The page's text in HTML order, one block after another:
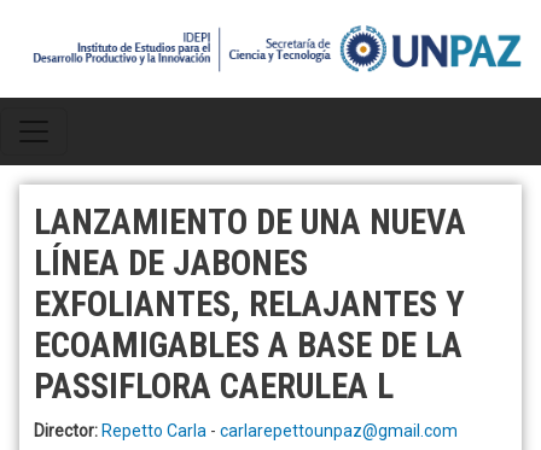
LANZAMIENTO DE UNA NUEVA
LÍNEA DE JABONES
EXFOLIANTES, RELAJANTES Y
ECOAMIGABLES A BASE DE LA
PASSIFLORA CAERULEA L
Director: Repetto Carla - carlarepettounpaz@gmail.com